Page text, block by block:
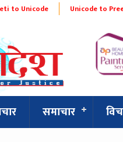
to Unicode Unicode to
समाचार